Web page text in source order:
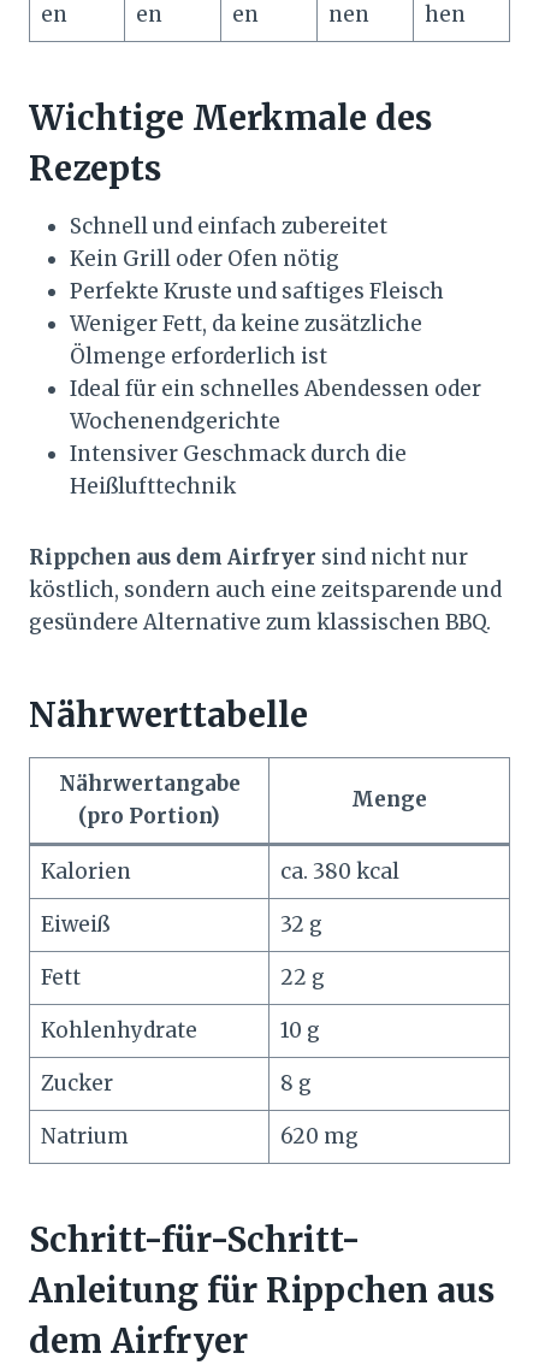
en
en
en
nen
hen
Wichtige Merkmale des
Rezepts
Schnell und einfach zubereitet
Kein Grill oder Ofen nötig
Perfekte Kruste und saftiges Fleisch
Weniger Fett, da keine zusätzliche
Ölmenge erforderlich ist
Ideal für ein schnelles Abendessen oder
Wochenendgerichte
Intensiver Geschmack durch die
Heißlufttechnik
Rippchen aus dem Airfryer sind nicht nur
köstlich, sondern auch eine zeitsparende und
gesündere Alternative zum klassischen BBQ.
Nährwerttabelle
Nährwertangabe
(pro Portion)
Menge
Kalorien
ca. 380 kcal
Eiweiß
32 g
Fett
22 g
Kohlenhydrate
10 g
Zucker
8 g
Natrium
620 mg
Schritt-für-Schritt-
Anleitung für Rippchen aus
dem Airfryer